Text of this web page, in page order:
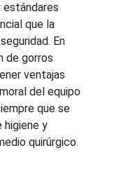
que la
En
de gorros
ventajas
del equipo
que se
higiene y
quirúrgico.